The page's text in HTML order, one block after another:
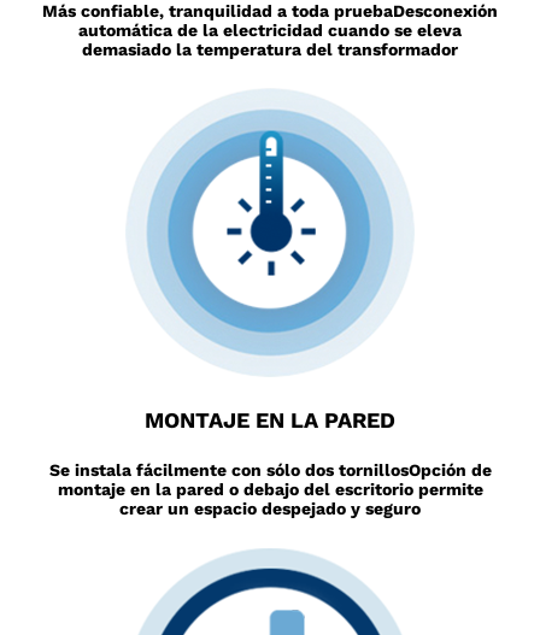
Más confiable, tranquilidad a toda pruebaDesconexión
automática de la electricidad cuando se eleva
demasiado la temperatura del transformador
MONTAJE EN LA PARED
Se instala fácilmente con sólo dos tornillosOpción de
montaje en la pared o debajo del escritorio permite
crear un espacio despejado y seguro